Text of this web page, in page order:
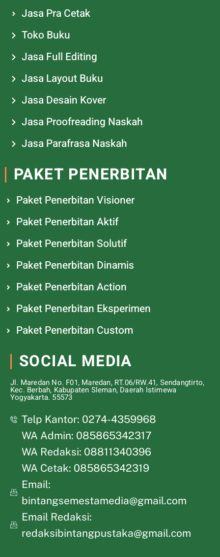
Jasa Pra Cetak
Toko Buku
Jasa Full Editing
Jasa Layout Buku
Jasa Desain Kover
Jasa Proofreading Naskah
Jasa Parafrasa Naskah
PAKET PENERBITAN
Paket Penerbitan Visioner
Paket Penerbitan Aktif
Paket Penerbitan Solutif
Paket Penerbitan Dinamis
Paket Penerbitan Action
Paket Penerbitan Eksperimen
Paket Penerbitan Custom
SOCIAL MEDIA
Jl. Maredan No. F01, Maredan, RT.06/RW.41, Sendangtirto,
Kec. Berbah, Kabupaten Sleman, Daerah Istimewa
Yogyakarta. 55573
Telp Kantor: 0274-4359968
WA Admin: 085865342317
WA Redaksi: 08811340396
WA Cetak: 085865342319
Email:
bintangsemestamedia@gmail.com
Email Redaksi:
redaksibintangpustaka@gmail.com